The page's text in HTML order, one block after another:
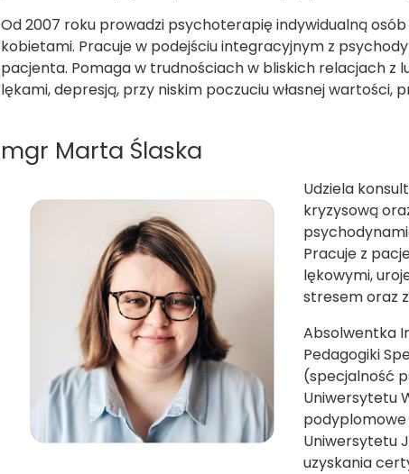
Od 2007 roku prowadzi psychoterapię indywidualną
kobietami. Pracuje w podejściu integracyjnym z
pacjenta. Pomaga w trudnościach w bliskich relacjach z
lękami, depresją, przy niskim poczuciu własnej
mgr Marta Ślaska
Udziela
kryzysową
Pracuje z
lękowymi,
stresem oraz
Absolwentka
Pedagogiki
(specjalność
Uniwersytetu
podyplomowe
Uniwersytetu
uzyskania